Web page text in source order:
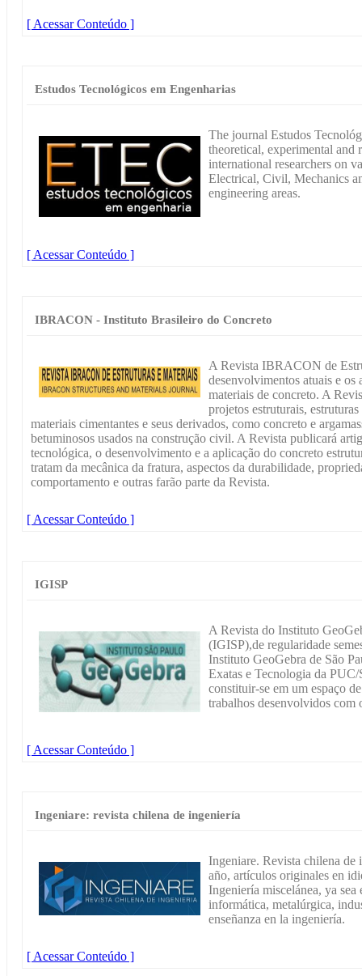
[ Acessar Conteúdo ]
Estudos Tecnológicos em Engenharias
The journal Estudos
theoretical, experimental and
international researchers on
Electrical, Civil, Mechanics
engineering areas.
[ Acessar Conteúdo ]
IBRACON - Instituto Brasileiro do Concreto
A Revista IBRACON de
desenvolvimentos atuais e os
materiais de concreto. A
projetos estruturais,
materiais cimentantes e seus derivados, como concreto e
betuminosos usados na construção civil. A Revista publicará
tecnológica, o desenvolvimento e a aplicação do concreto
tratam da mecânica da fratura, aspectos da durabilidade,
comportamento e outras farão parte da Revista.
[ Acessar Conteúdo ]
IGISP
A Revista do Instituto
(IGISP),de regularidade
Instituto GeoGebra de São
Exatas e Tecnologia da
constituir-se em um espaço
trabalhos desenvolvidos com
[ Acessar Conteúdo ]
Ingeniare: revista chilena de ingeniería
Ingeniare. Revista chilena de
año, artículos originales en
Ingeniería miscelánea, ya
informática, metalúrgica,
enseñanza en la ingeniería.
[ Acessar Conteúdo ]